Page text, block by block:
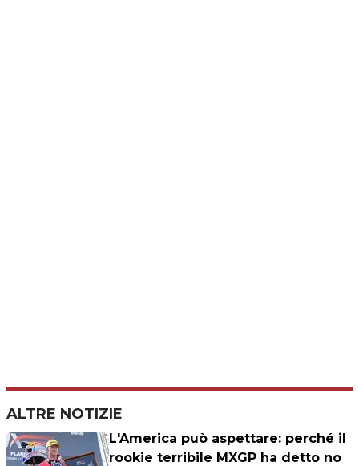
ALTRE NOTIZIE
L'America può aspettare: perché il
rookie terribile MXGP ha detto no